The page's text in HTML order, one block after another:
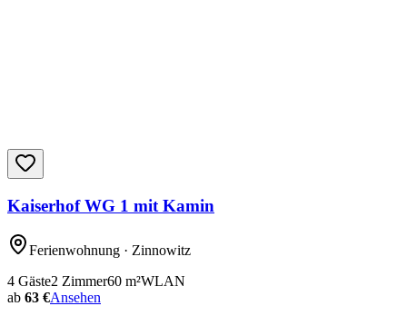
Kaiserhof WG 1 mit Kamin
Ferienwohnung · Zinnowitz
4 Gäste2 Zimmer60 m²WLAN
ab 63 €Ansehen